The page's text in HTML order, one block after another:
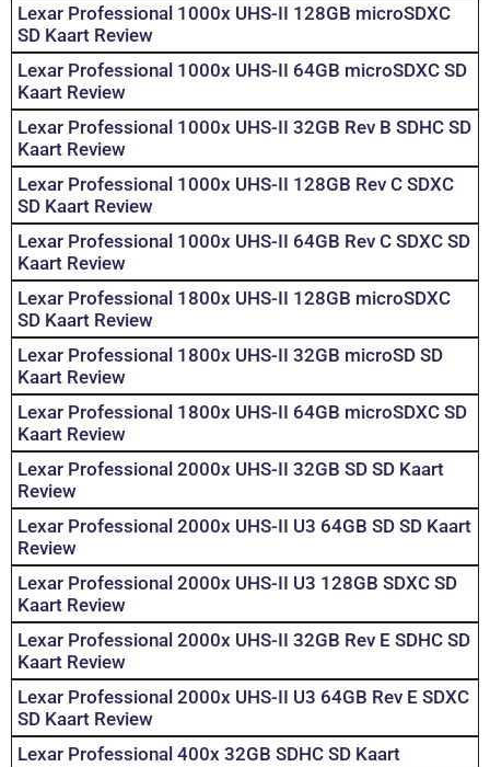
Lexar Professional 1000x UHS-II 128GB microSDXC
SD Kaart Review
Lexar Professional 1000x UHS-II 64GB microSDXC SD
Kaart Review
Lexar Professional 1000x UHS-II 32GB Rev B SDHC SD
Kaart Review
Lexar Professional 1000x UHS-II 128GB Rev C SDXC
SD Kaart Review
Lexar Professional 1000x UHS-II 64GB Rev C SDXC SD
Kaart Review
Lexar Professional 1800x UHS-II 128GB microSDXC
SD Kaart Review
Lexar Professional 1800x UHS-II 32GB microSD SD
Kaart Review
Lexar Professional 1800x UHS-II 64GB microSDXC SD
Kaart Review
Lexar Professional 2000x UHS-II 32GB SD SD Kaart
Review
Lexar Professional 2000x UHS-II U3 64GB SD SD Kaart
Review
Lexar Professional 2000x UHS-II U3 128GB SDXC SD
Kaart Review
Lexar Professional 2000x UHS-II 32GB Rev E SDHC SD
Kaart Review
Lexar Professional 2000x UHS-II U3 64GB Rev E SDXC
SD Kaart Review
Lexar Professional 400x 32GB SDHC SD Kaart